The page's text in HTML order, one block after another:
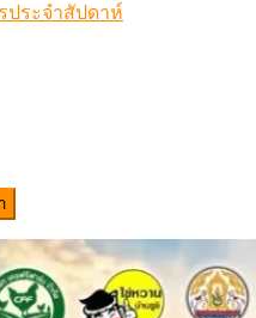
ประจำสัปดาห์